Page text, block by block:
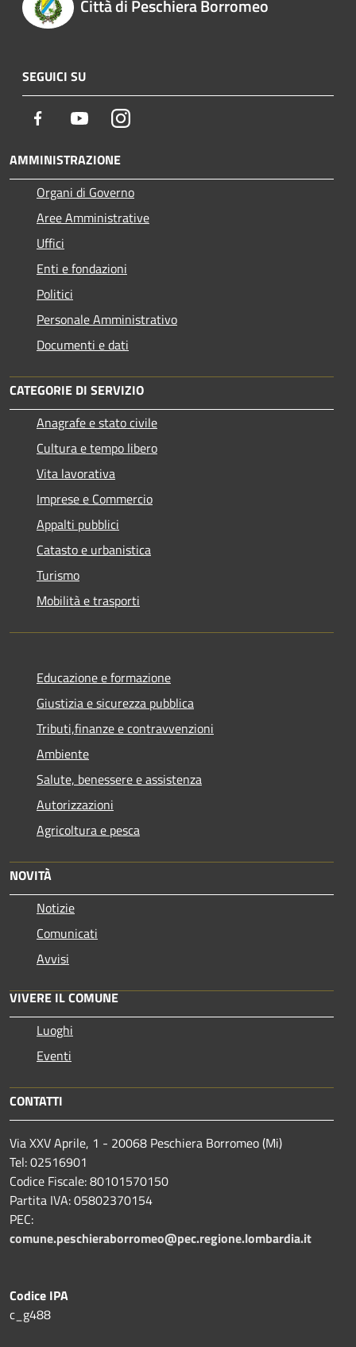
Città di Peschiera Borromeo
SEGUICI SU
Facebook YoutubeInstagram
AMMINISTRAZIONE
Organi di Governo
Aree Amministrative
Uffici
Enti e fondazioni
Politici
Personale Amministrativo
Documenti e dati
CATEGORIE DI SERVIZIO
Anagrafe e stato civile
Cultura e tempo libero
Vita lavorativa
Imprese e Commercio
Appalti pubblici
Catasto e urbanistica
Turismo
Mobilità e trasporti
Educazione e formazione
Giustizia e sicurezza pubblica
Tributi,finanze e contravvenzioni
Ambiente
Salute, benessere e assistenza
Autorizzazioni
Agricoltura e pesca
NOVITÀ
Notizie
Comunicati
Avvisi
VIVERE IL COMUNE
Luoghi
Eventi
CONTATTI
Via XXV Aprile, 1 - 20068 Peschiera Borromeo (Mi)
Tel: 02516901
Codice Fiscale: 80101570150
Partita IVA: 05802370154
PEC:
comune.peschieraborromeo@pec.regione.lombardia.it
Codice IPA
c_g488